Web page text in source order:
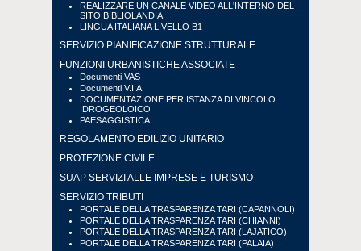
REALIZZARE UN CANALE VIDEO ALL'INTERNO DEL
SITO BIBLIOLANDIA
LINGUA ITALIANA LIVELLO B1
SERVIZIO PIANIFICAZIONE STRUTTURALE
FUNZIONI URBANISTICHE ASSOCIATE
Documenti VAS
Documenti V.I.A.
DOCUMENTAZIONE PER ISTANZA DI VINCOLO
IDROGEOLOICO
PAESAGGISTICA
REGOLAMENTO EDILIZIO UNITARIO
PROTEZIONE CIVILE
SUAP SERVIZI ALLE IMPRESE E TURISMO
SERVIZIO TRIBUTI
PORTALE DELLA TRASPARENZA TARI (CAPANNOLI)
PORTALE DELLA TRASPARENZA TARI (CHIANNI)
PORTALE DELLA TRASPARENZA TARI (LAJATICO)
PORTALE DELLA TRASPARENZA TARI (PALAIA)